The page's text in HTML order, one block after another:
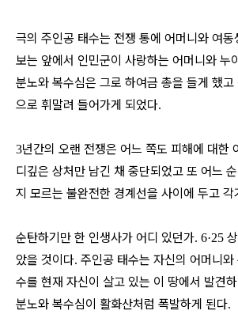
극의 주인공 태수는 전쟁 통에 어머니와 여동
보는 앞에서 인민군이 사랑하는 어머니와 누
분노와 복수심은 그로 하여금 총을 들게 했
으로 휘말려 들어가게 되었다.
3년간의 오랜 전쟁은 어느 쪽도 피해에 대한
디깊은 상처만 남긴 채 중단되었고 또 어느
지 모르는 불완전한 경계선을 사이에 두고
순탄하기만 한 인생사가 어디 있던가. 6·25
았을 것이다. 주인공 태수는 자신의 어머니
수를 현재 자신이 살고 있는 이 땅에서 발견
분노와 복수심이 활화산처럼 폭발하게 된다.